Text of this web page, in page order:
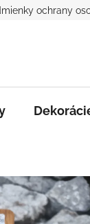
ochrany